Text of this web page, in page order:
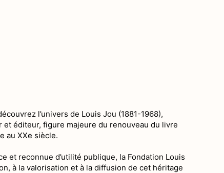
l’univers de Louis Jou (1881-1968),
éditeur, figure majeure du renouveau du livre
au XXe siècle.
et reconnue d’utilité publique, la Fondation Louis
à la valorisation et à la diffusion de cet héritage